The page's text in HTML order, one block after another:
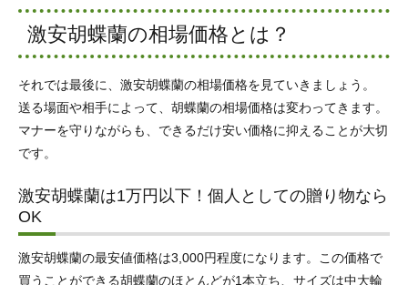
激安胡蝶蘭の相場価格とは？
それでは最後に、激安胡蝶蘭の相場価格を見ていきましょう。
送る場面や相手によって、胡蝶蘭の相場価格は変わってきます。
マナーを守りながらも、できるだけ安い価格に抑えることが大切
です。
激安胡蝶蘭は1万円以下！個人としての贈り物なら
OK
激安胡蝶蘭の最安値価格は3,000円程度になります。この価格で
買うことができる胡蝶蘭のほとんどが1本立ち、サイズは中大輪